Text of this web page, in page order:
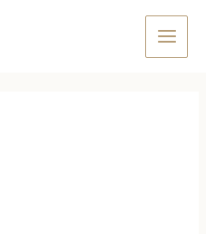
Main
Menu